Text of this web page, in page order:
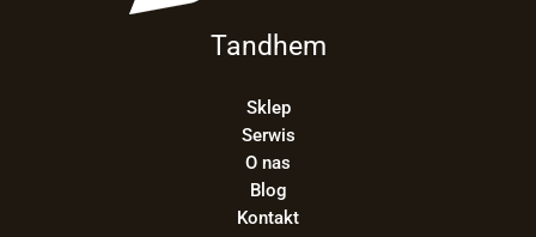
Tandhem
Sklep
Serwis
O nas
Blog
Kontakt